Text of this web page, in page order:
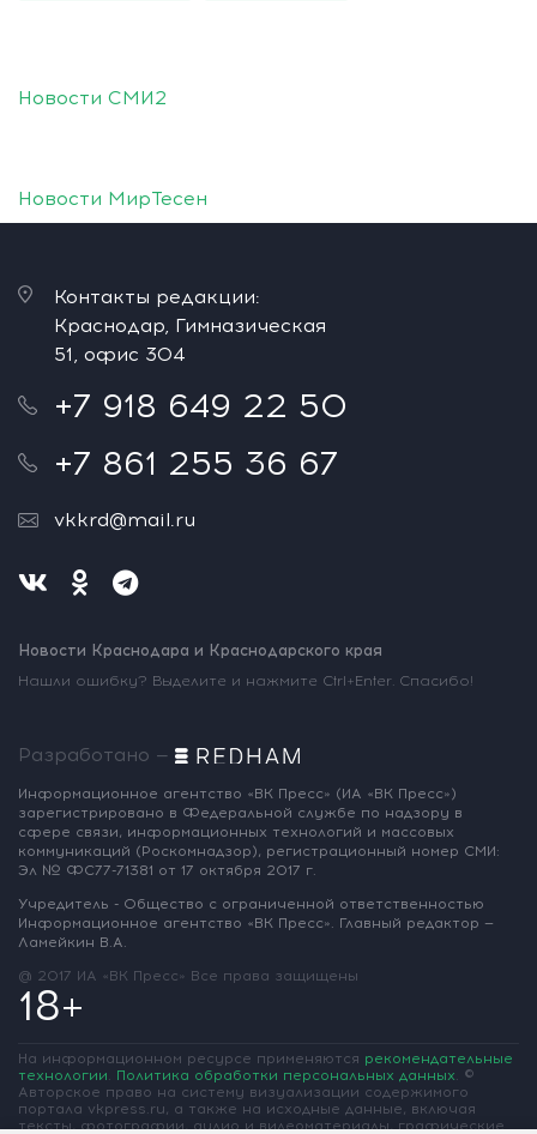
Новости СМИ2
Новости МирТесен
Контакты редакции:
Краснодар, Гимназическая
51, офис 304
+7 918 649 22 50
+7 861 255 36 67
vkkrd@mail.ru
Новости Краснодара и Краснодарского края
Нашли ошибку? Выделите и нажмите Ctrl+Enter. Спасибо!
Разработано —
Информационное агентство «ВК Пресс» (ИА «ВК Пресс»)
зарегистрировано в Федеральной службе по надзору в
сфере связи, информационных технологий и массовых
коммуникаций (Роскомнадзор), регистрационный номер СМИ:
Эл № ФС77-71381 от 17 октября 2017 г.
Учредитель - Общество с ограниченной ответственностью
Информационное агентство «ВК Пресс». Главный редактор —
Ламейкин В.А.
@ 2017 ИА «ВК Пресс» Все права защищены
18+
На информационном ресурсе применяются рекомендательные
технологии. Политика обработки персональных данных. ©
Авторское право на систему визуализации содержимого
портала vkpress.ru, а также на исходные данные, включая
тексты, фотографии, аудио и видеоматериалы, графические